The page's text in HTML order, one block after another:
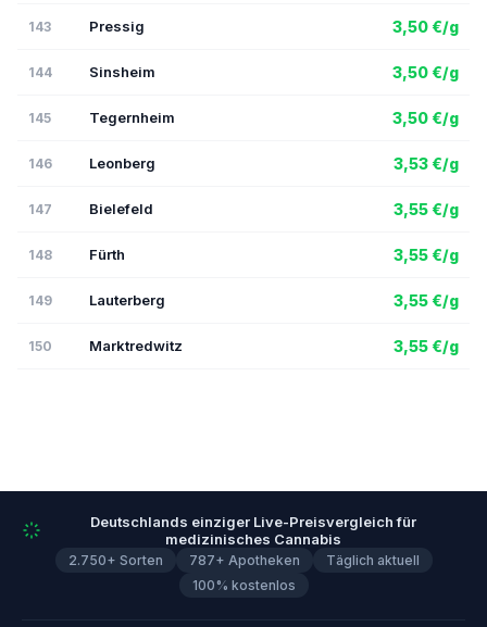
143 Pressig 3,50 €/g
144 Sinsheim 3,50 €/g
145 Tegernheim 3,50 €/g
146 Leonberg 3,53 €/g
147 Bielefeld 3,55 €/g
148 Fürth 3,55 €/g
149 Lauterberg 3,55 €/g
150 Marktredwitz 3,55 €/g
Deutschlands einziger Live-Preisvergleich für
medizinisches Cannabis
2.750+ Sorten 787+ Apotheken
Täglich aktuell
100% kostenlos